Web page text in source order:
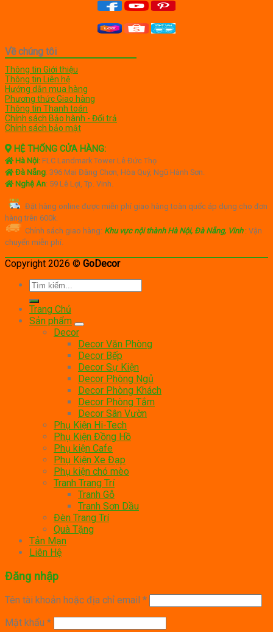
Về chúng tôi
Thông tin Giới thiệu
Thông tin Liên hệ
Hướng dẫn mua hàng
Phương thức Giao hàng
Thông tin Thanh toán
Chính sách Bảo hành - Đổi trả
Chính sách bảo mật
HỆ THỐNG CỬA HÀNG:
Hà Nội: FLC Landmark Tower Lê Đức Thọ
Đà Nẵng: 396 Mai Đăng Chơn, Hòa Quý, Ngũ Hành Sơn.
Nghệ An: 59 Lê Lợi, Tp. Vinh.
Đặt hàng online được miễn phí giao hàng toàn quốc áp dụng cho đơn
hàng trên 600k.
Chính sách giao hàng: Khu vực nội thành Hà Nội, Đà Nẵng, Vinh: Vận
chuyển miễn phí.
Copyright 2026 © GoDecor
Tìm
kiếm:
Trang Chủ
Sản phẩm
Decor
Decor Văn Phòng
Decor Bếp
Decor Sự Kiện
Decor Phòng Ngủ
Decor Phòng Khách
Decor Phòng Tắm
Decor Sân Vườn
Phụ Kiện Hi-Tech
Phụ Kiện Đồng Hồ
Phụ kiện Cafe
Phụ Kiện Xe Đạp
Phụ kiện chó mèo
Tranh Trang Trí
Tranh Gỗ
Tranh Sơn Dầu
Đèn Trang Trí
Quà Tặng
Tản Mạn
Liên Hệ
Đăng nhập
Tên tài khoản hoặc địa chỉ email *
Mật khẩu *